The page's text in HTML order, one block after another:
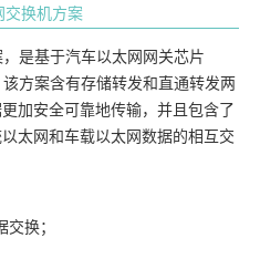
交换机方案
是基于汽车以太网网关芯片
方案含有存储转发和直通转发两
加安全可靠地传输，并且包含了
太网和车载以太网数据的相互交
换；